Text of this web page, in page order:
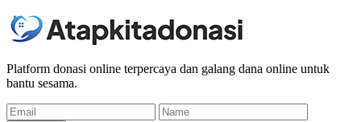
Platform donasi online terpercaya dan galang dana online untuk
bantu sesama.
Email
Name